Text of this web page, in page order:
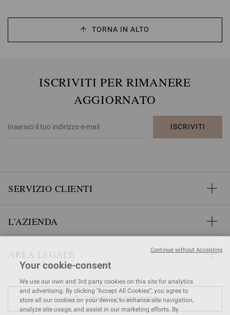
TORNA IN ALTO
ISCRIVITI PER RIMANERE
AGGIORNATO
ISCRIVITI
SERVIZIO CLIENTI
L’AZIENDA
AREA LEGALE
TROVA UN NEGOZIO
Your cookie-consent
We use our own and 3rd party cookies on this site for analytics
and advertising. By clicking “Accept All Cookies”, you agree to
store all our cookies on your device, to enhance site navigation,
analyze site usage, and assist in our marketing efforts. By
Continue without Accepting